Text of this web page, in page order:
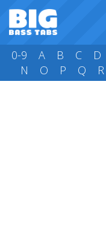
0-9 A B C D
N
O P Q R